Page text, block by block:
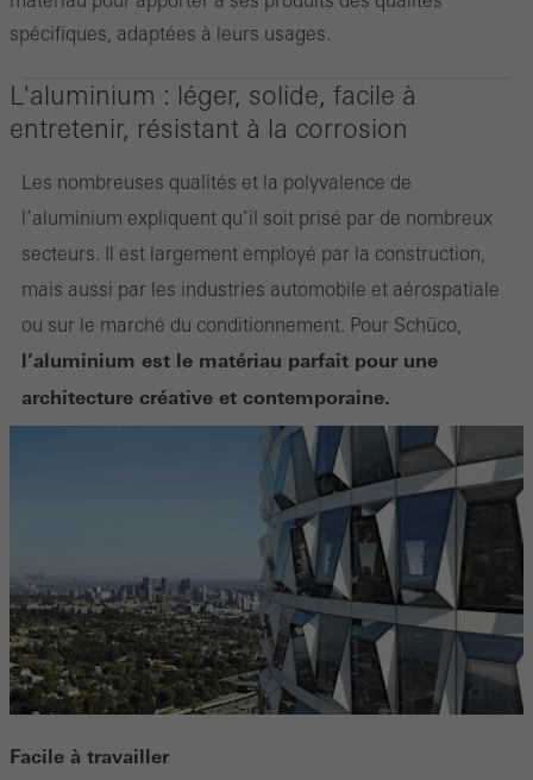
spécifiques, adaptées à leurs usages.
L'aluminium : léger, solide, facile à
entretenir, résistant à la corrosion
Les nombreuses qualités et la polyvalence de
l’aluminium expliquent qu’il soit prisé par de nombreux
secteurs. Il est largement employé par la construction,
mais aussi par les industries automobile et aérospatiale
ou sur le marché du conditionnement. Pour Schüco,
l’aluminium est le matériau parfait pour une
architecture créative et contemporaine.
Facile à travailler